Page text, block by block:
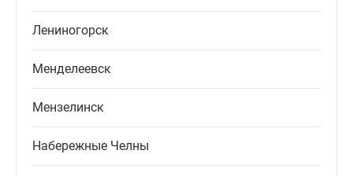
Лениногорск
Менделеевск
Мензелинск
Набережные Челны